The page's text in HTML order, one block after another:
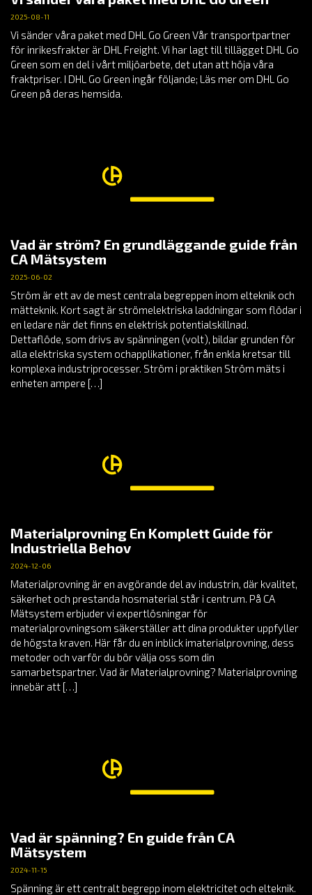
2025-08-11
Vi sänder våra paket med DHL Go Green Vår transportpartner
för inrikesfrakter är DHL Freight. Vi har lagt till tillägget DHL Go
Green som en del i vårt miljöarbete, det utan att höja våra
fraktpriser. I DHL Go Green ingår följande; Läs mer om DHL Go
Green på deras hemsida.
Vad är ström? En grundläggande guide från
CA Mätsystem
2025-06-02
Ström är ett av de mest centrala begreppen inom elteknik och
mätteknik. Kort sagt är strömelektriska laddningar som flödar i
en ledare när det finns en elektrisk potentialskillnad.
Dettaflöde, som drivs av spänningen (volt), bildar grunden för
alla elektriska system ochapplikationer, från enkla kretsar till
komplexa industriprocesser. Ström i praktiken Ström mäts i
enheten ampere […]
Materialprovning En Komplett Guide för
Industriella Behov
2024-12-06
Materialprovning är en avgörande del av industrin, där kvalitet,
säkerhet och prestanda hosmaterial står i centrum. På CA
Mätsystem erbjuder vi expertlösningar för
materialprovningsom säkerställer att dina produkter uppfyller
de högsta kraven. Här får du en inblick imaterialprovning, dess
metoder och varför du bör välja oss som din
samarbetspartner. Vad är Materialprovning? Materialprovning
innebär att […]
Vad är spänning? En guide från CA
Mätsystem
2024-11-15
Spänning är ett centralt begrepp inom elektricitet och elteknik.